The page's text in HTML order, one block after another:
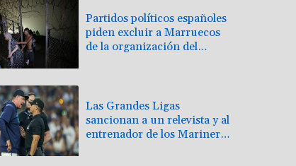
Partidos políticos españoles
piden excluir a Marruecos
de la organización del
Las Grandes Ligas
sancionan a un relevista y al
entrenador de los Marineros